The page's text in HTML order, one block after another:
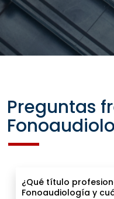
Preguntas
¿Qué título
Fonoaudiología y